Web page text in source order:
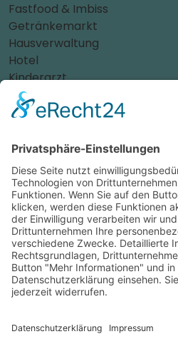
Fastfood & Imbiss
Getränkemarkt
Hausverwaltung
Hotel
Kinderarzt
Personalvermittler
Weitere Sportvereine
Zahnarzt
Tennis
Tankstelle
Tierbedarf
Parken
Für Ihr Unternehmen
Sichern Sie sich die Vorteile
erreichen Sie neue Kunden
Bestandskunden in guter
Schon ab günstigen 29,- € im